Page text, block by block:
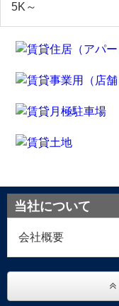
5K～
当社について
会社概要